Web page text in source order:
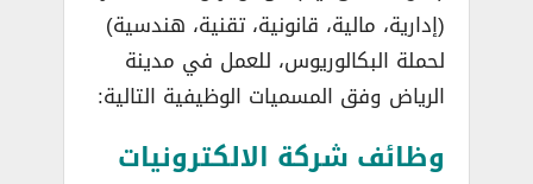
(إدارية، مالية، قانونية، تقنية، هندسية)
لحملة البكالوريوس، للعمل في مدينة
الرياض وفق المسميات الوظيفية التالية:
وظائف شركة الالكترونيات